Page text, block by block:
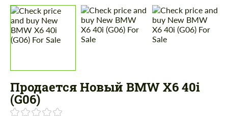
Продается Новый BMW X6 40i
(G06)